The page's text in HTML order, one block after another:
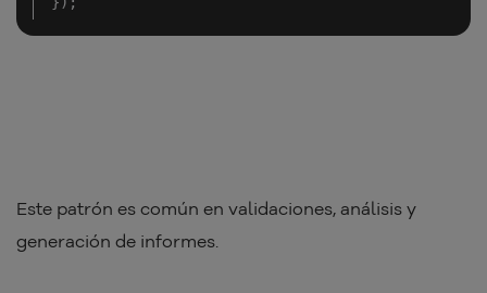
Este patrón es común en validaciones, análisis y
generación de informes.